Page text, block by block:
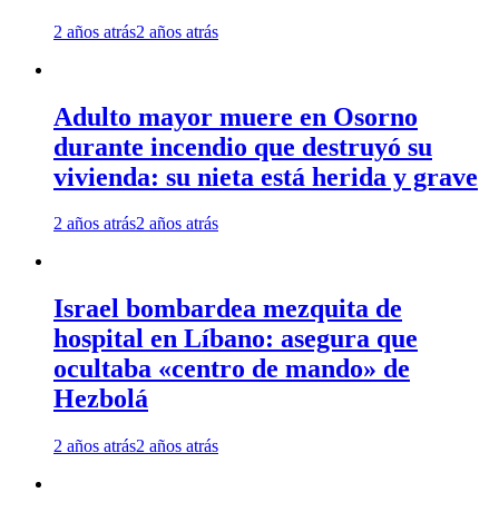
2 años atrás2 años atrás
Adulto mayor muere en Osorno
durante incendio que destruyó su
vivienda: su nieta está herida y grave
2 años atrás2 años atrás
Israel bombardea mezquita de
hospital en Líbano: asegura que
ocultaba «centro de mando» de
Hezbolá
2 años atrás2 años atrás